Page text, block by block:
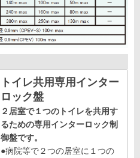
トイレ共用専用インター
ロック盤
２居室で１つのトイレを共用す
るための専用インターロック制
御盤です。
●病院等で２つの居室に１つの